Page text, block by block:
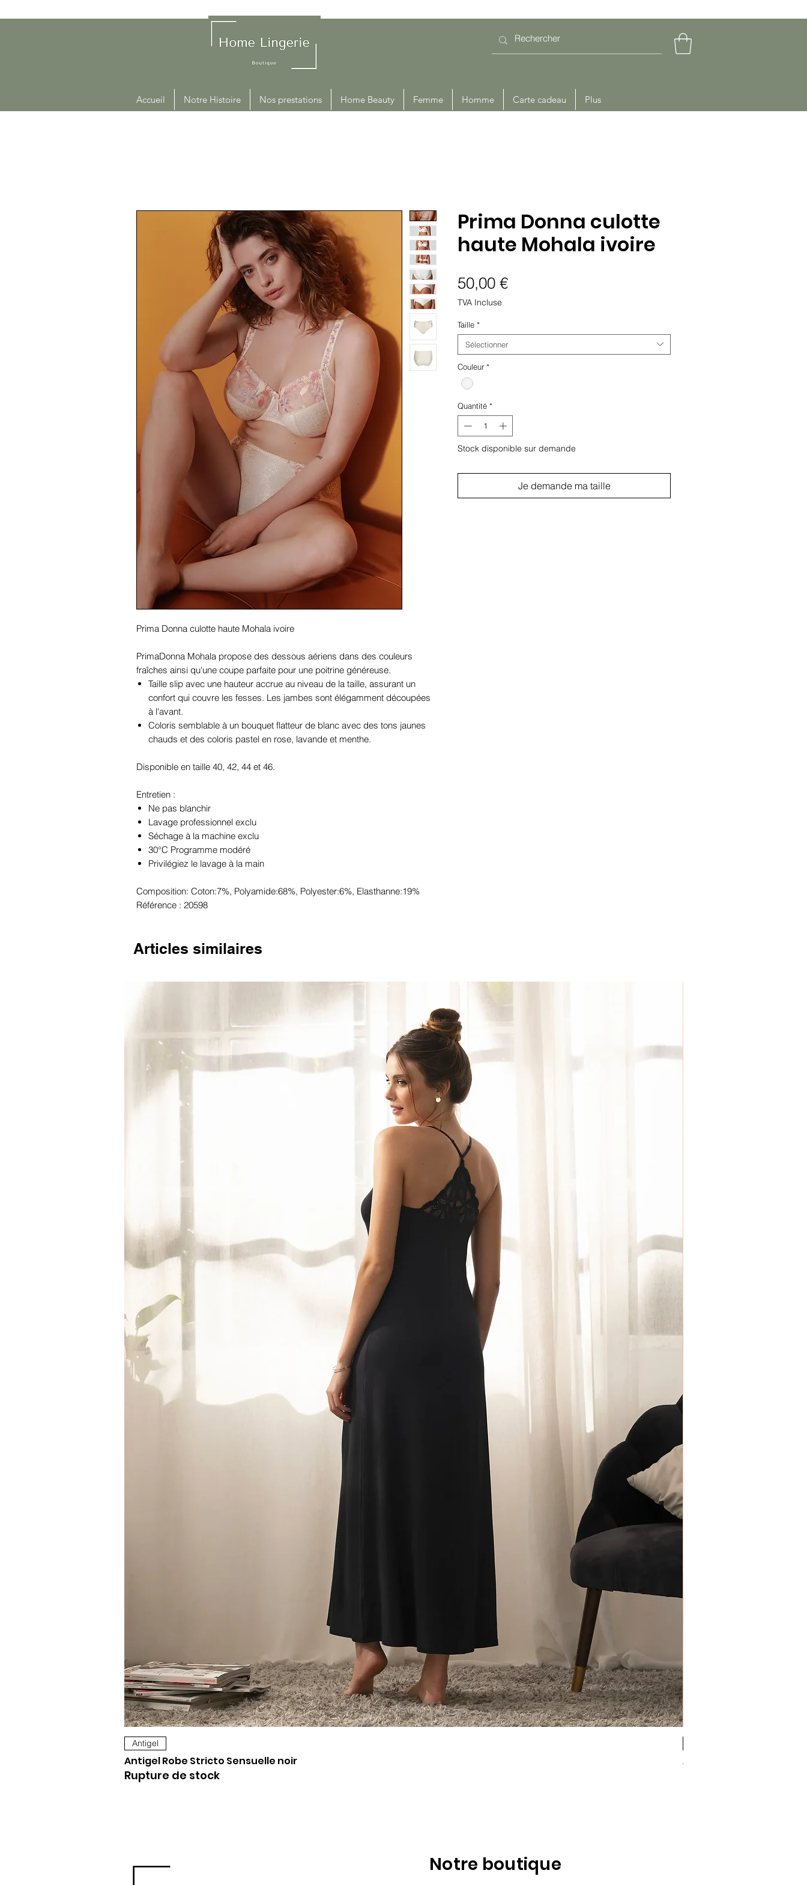
Accueil Notre Histoire Nos prestations Home Beauty Femme Homme Carte cadeau Plus
Prima Donna culotte haute Mohala ivoire
PrimaDonna Mohala propose des dessous aériens dans des couleurs
fraîches ainsi qu'une coupe parfaite pour une poitrine généreuse.
Taille slip avec une hauteur accrue au niveau de la taille, assurant un
confort qui couvre les fesses. Les jambes sont élégamment découpées
à l'avant.
Coloris semblable à un bouquet flatteur de blanc avec des tons jaunes
chauds et des coloris pastel en rose, lavande et menthe.
Disponible en taille 40, 42, 44 et 46.
Entretien :
Ne pas blanchir
Lavage professionnel exclu
Séchage à la machine exclu
30°C Programme modéré
Privilégiez le lavage à la main
Composition: Coton:7%, Polyamide:68%, Polyester:6%, Elasthanne:19%
Référence : 20598
Prima Donna culotte
haute Mohala ivoire
50,00 €Prix
TVA Incluse
Taille *
Sélectionner
Couleur *
Quantité *
Stock disponible sur demande
Je demande ma taille
Articles similaires
Antigel
Antigel Robe Stricto Sensuelle noir
Rupture de stock
Antigel Simply Perfect
Notre boutique